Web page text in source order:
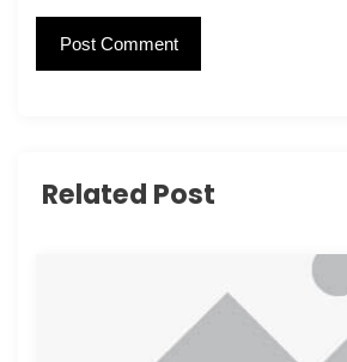
Related Post